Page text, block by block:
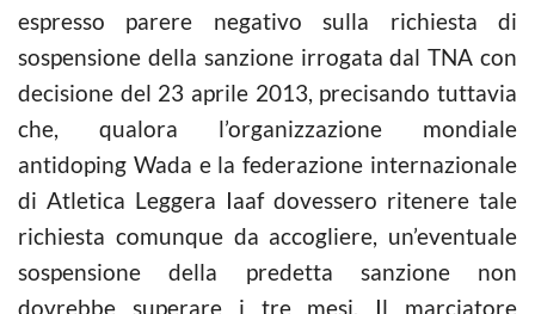
espresso parere negativo sulla richiesta di
sospensione della sanzione irrogata dal TNA con
decisione del 23 aprile 2013, precisando tuttavia
che, qualora l’organizzazione mondiale
antidoping Wada e la federazione internazionale
di Atletica Leggera Iaaf dovessero ritenere tale
richiesta comunque da accogliere, un’eventuale
sospensione della predetta sanzione non
dovrebbe superare i tre mesi. Il marciatore